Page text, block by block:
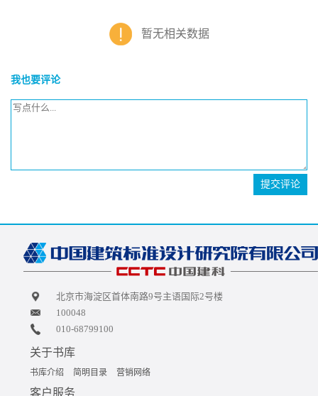
暂无相关数据
我也要评论
提交评论
北京市海淀区首体南路9号主语国际2号楼
100048
010-68799100
关于书库
书库介绍 简明目录 营销网络
客户服务